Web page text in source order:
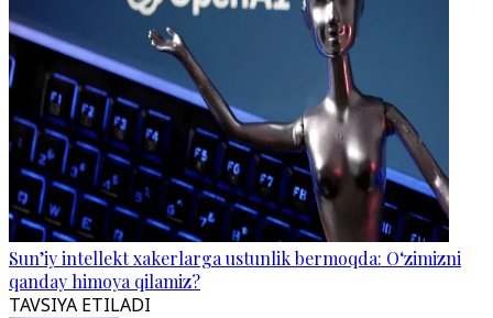
Sun’iy intellekt xakerlarga ustunlik bermoqda: O‘zimizni
qanday himoya qilamiz?
TAVSIYA ETILADI